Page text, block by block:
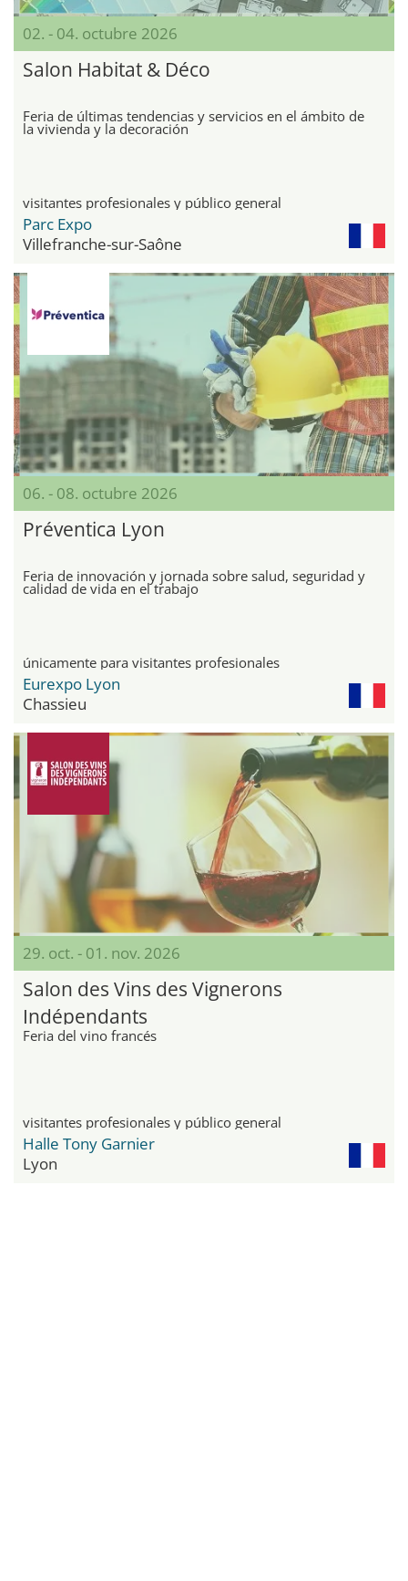
02. - 04. octubre 2026
Salon Habitat & Déco
Feria de últimas tendencias y servicios en el ámbito de
la vivienda y la decoración
visitantes profesionales y público general
Parc Expo
Villefranche-sur-Saône
06. - 08. octubre 2026
Préventica Lyon
Feria de innovación y jornada sobre salud, seguridad y
calidad de vida en el trabajo
únicamente para visitantes profesionales
Eurexpo Lyon
Chassieu
29. oct. - 01. nov. 2026
Salon des Vins des Vignerons
Indépendants
Feria del vino francés
visitantes profesionales y público general
Halle Tony Garnier
Lyon